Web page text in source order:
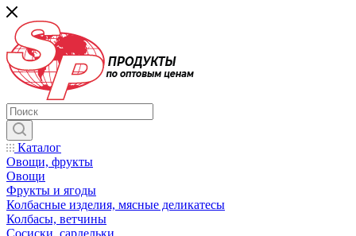
Каталог
Овощи, фрукты
Овощи
Фрукты и ягоды
Колбасные изделия, мясные деликатесы
Колбасы, ветчины
Сосиски, сардельки